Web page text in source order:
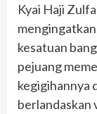
Kyai Haji
kesatuan
pejuang
kegigihannya
berlandaskan